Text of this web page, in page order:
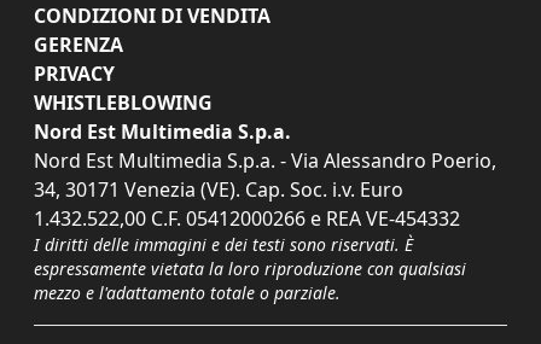
CONDIZIONI DI VENDITA
GERENZA
PRIVACY
WHISTLEBLOWING
Nord Est Multimedia S.p.a.
Nord Est Multimedia S.p.a. - Via Alessandro Poerio,
34, 30171 Venezia (VE). Cap. Soc. i.v. Euro
1.432.522,00 C.F. 05412000266 e REA VE-454332
I diritti delle immagini e dei testi sono riservati. È
espressamente vietata la loro riproduzione con qualsiasi
mezzo e l'adattamento totale o parziale.